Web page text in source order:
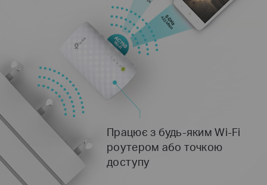
Працює з будь-яким Wi-Fi
роутером або точкою
доступу